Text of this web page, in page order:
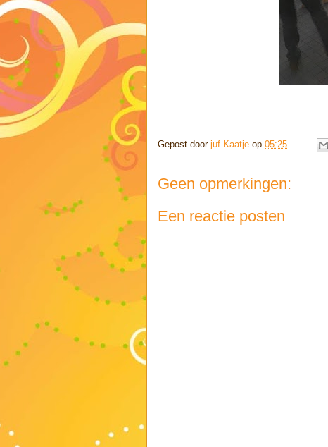
Gepost door juf Kaatje op 05:25
Geen opmerkingen:
Een reactie posten